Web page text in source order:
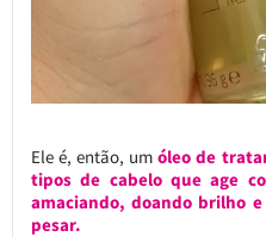
Ele é, então, umóleo de
tipos de cabelo que age
amaciando, doando brilho
pesar.